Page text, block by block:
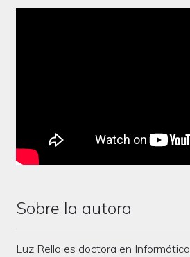
Sobre la autora
Luz Rello es doctora en